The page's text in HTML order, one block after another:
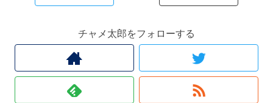
チャメ太郎をフォローする